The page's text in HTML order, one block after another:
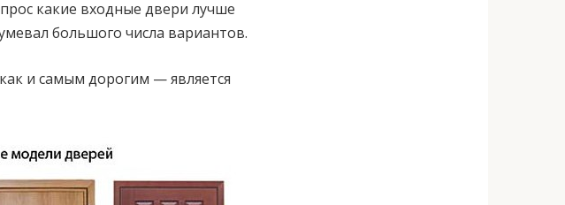
какие входные двери лучше
большого числа вариантов.
и самым дорогим — является